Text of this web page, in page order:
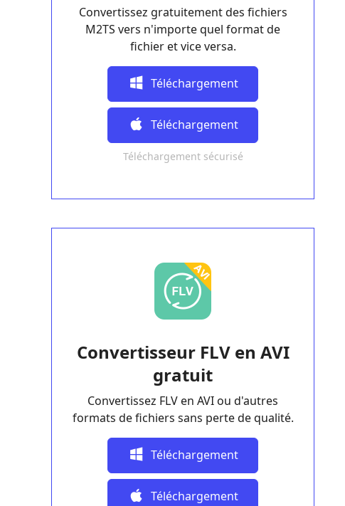
Convertissez gratuitement des fichiers
M2TS vers n'importe quel format de
fichier et vice versa.
Téléchargement
Gratuit
Téléchargement
Gratuit
Téléchargement sécurisé
Convertisseur FLV en AVI
gratuit
Convertissez FLV en AVI ou d'autres
formats de fichiers sans perte de qualité.
Téléchargement
Gratuit
Téléchargement